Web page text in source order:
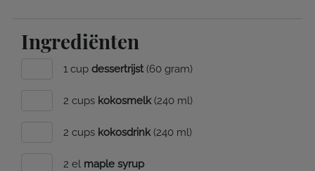
Ingrediënten
1 cup dessertrijst(60 gram)
2 cups kokosmelk(240 ml)
2 cups kokosdrink(240 ml)
2 el maple syrup